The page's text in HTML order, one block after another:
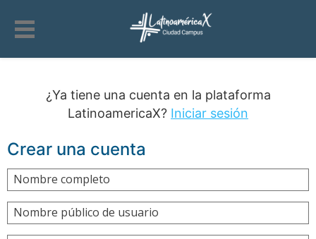
¿Ya tiene una cuenta en la plataforma
LatinoamericaX? Iniciar sesión
Crear una cuenta
Nombre completo
Nombre público de usuario